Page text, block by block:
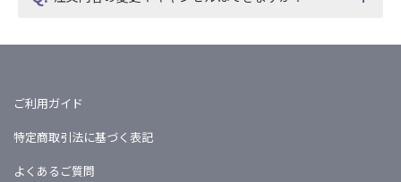
ご利用ガイド
特定商取引法に基づく表記
よくあるご質問